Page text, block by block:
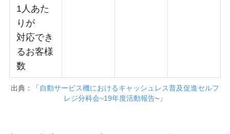
1人あた
りが
対応でき
るお客様
数
出典：「 自動サービス機におけるキャッシュレス普及促進セルフ
レジ分科会~19年度活動報告~」